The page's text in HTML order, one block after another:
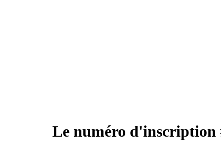
Le numéro d'inscription